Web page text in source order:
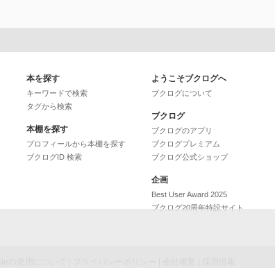
本を探す
キーワードで検索
タグから検索
本棚を探す
プロフィールから本棚を探す
ブクログID 検索
ようこそブクログへ
ブクログについて
ブクログ
ブクログのアプリ
ブクログプレミアム
ブクログ公式ショップ
企画
Best User Award 2025
ブクログ20周年特設サイト